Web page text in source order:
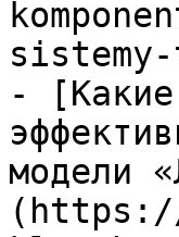
- [Какие
модели